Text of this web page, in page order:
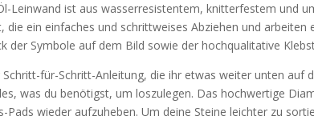
Öl-Leinwand ist aus wasserresistentem, knitterfestem und
ein einfaches und schrittweises Abziehen und
der Symbole auf dem Bild sowie der hochqualitative
Schritt-für-Schritt-Anleitung, die ihr etwas weiter unten
was du benötigst, um loszulegen. Das hochwertige
Pads wieder aufzuheben. Um deine Steine leichter zu